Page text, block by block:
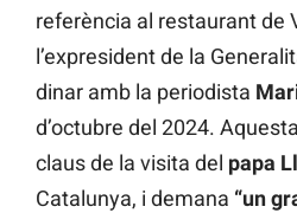
referència al restaurant de
l’expresident de la
dinar amb la periodista
d’octubre del 2024.
claus de la visita del papa
Catalunya, i demana “un